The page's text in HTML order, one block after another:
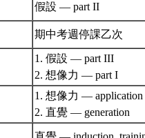
假設 — part II
期中考週停課乙次
1. 假設 — part III
2. 想像力 — part I
1. 想像力 — application
2. 直覺 — generation